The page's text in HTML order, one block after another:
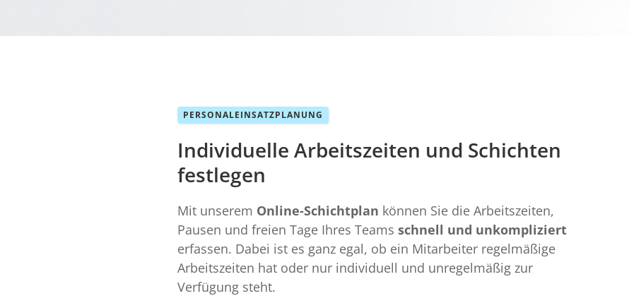
PERSONALEINSATZPLANUNG
Individuelle Arbeitszeiten und Schichten
festlegen
Mit unserem Online-Schichtplan können Sie die Arbeitszeiten,
Pausen und freien Tage Ihres Teams schnell und unkompliziert
erfassen. Dabei ist es ganz egal, ob ein Mitarbeiter regelmäßige
Arbeitszeiten hat oder nur individuell und unregelmäßig zur
Verfügung steht.